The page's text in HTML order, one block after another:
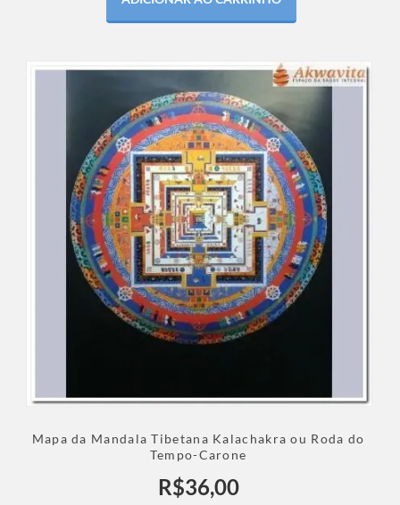
Mapa da Mandala Tibetana Kalachakra ou Roda do
Tempo-Carone
R$36,00